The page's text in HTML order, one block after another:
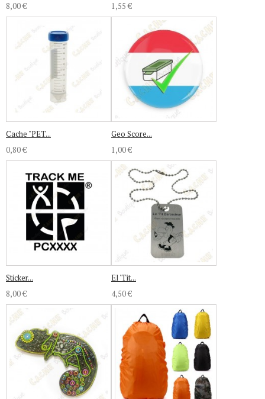
8,00 €
1,55 €
Cache "PET...
0,80 €
Geo Score...
1,00 €
Sticker...
8,00 €
El 'Tit...
4,50 €